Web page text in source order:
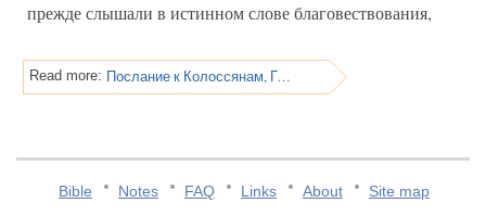
прежде слышали в истинном слове благовествования,
Read more: Послание к Колоссянам, Глава 1
Bible Notes FAQ Links About Site map